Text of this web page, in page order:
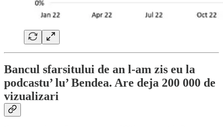
Bancul sfarsitului de an l-am zis eu la
podcastu’ lu’ Bendea. Are deja 200 000 de
vizualizari